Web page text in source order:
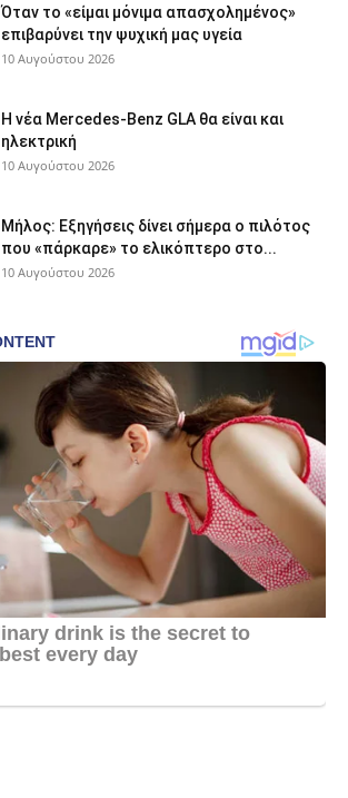
Όταν το «είμαι μόνιμα απασχολημένος»
επιβαρύνει την ψυχική μας υγεία
10 Αυγούστου 2026
Η νέα Mercedes-Benz GLA θα είναι και
ηλεκτρική
10 Αυγούστου 2026
Μήλος: Εξηγήσεις δίνει σήμερα ο πιλότος
που «πάρκαρε» το ελικόπτερο στο...
10 Αυγούστου 2026